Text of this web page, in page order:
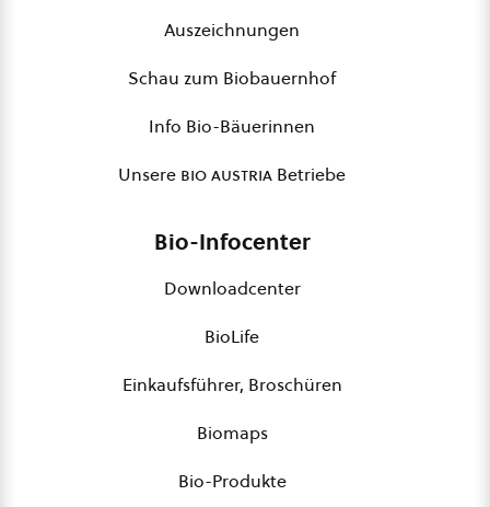
Auszeichnungen
Schau zum Biobauernhof
Info Bio-Bäuerinnen
Unsere bio austria Betriebe
Bio-Infocenter
Downloadcenter
BioLife
Einkaufsführer, Broschüren
Biomaps
Bio-Produkte